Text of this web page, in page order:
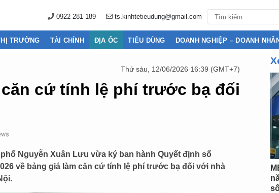
0922 281 189 ts.kinhtetieudung@gmail.com
TRƯỜNG TÀI CHÍNH ĐỊA ỐC TIÊU DÙNG DOANH NGHIỆP – DOANH NHÂN
Thứ sáu, 12/06/2026 16:39 (GMT+7)
cứ tính lệ phí trước bạ đối
Nguyễn Xuân Lưu vừa ký ban hành Quyết định số
về bảng giá làm căn cứ tính lệ phí trước bạ đối với nhà
số